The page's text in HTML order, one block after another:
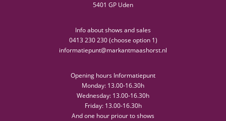
5401 GP Uden
Info about shows and sales
0413 230 230 (choose option 1)
informatiepunt@markantmaashorst.nl
Opening hours Informatiepunt
Monday: 13.00-16.30h
Wednesday: 13.00-16.30h
Friday: 13.00-16.30h
And one hour priour to shows